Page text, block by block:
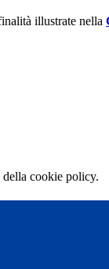
illustrate nella
della cookie policy.